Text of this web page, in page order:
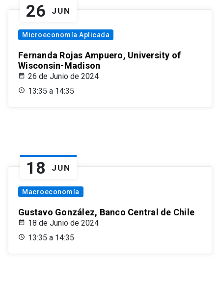
26 JUN
Microeconomía Aplicada
Fernanda Rojas Ampuero, University of
Wisconsin-Madison
26 de Junio de 2024
13:35 a 14:35
18 JUN
Macroeconomía
Gustavo González, Banco Central de Chile
18 de Junio de 2024
13:35 a 14:35